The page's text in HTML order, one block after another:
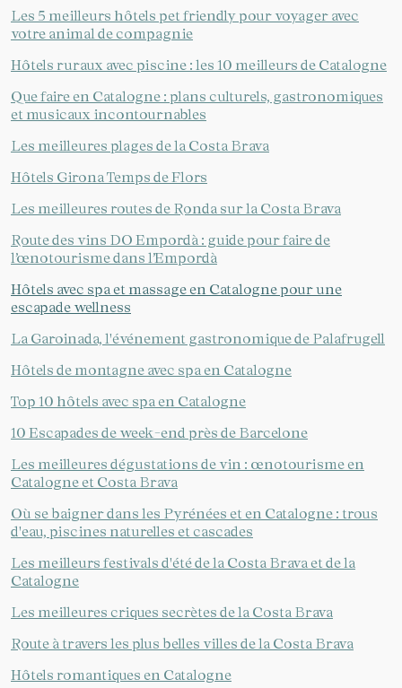
Les 5 meilleurs hôtels pet friendly pour voyager avec
votre animal de compagnie
Hôtels ruraux avec piscine : les 10 meilleurs de Catalogne
Que faire en Catalogne : plans culturels, gastronomiques
et musicaux incontournables
Les meilleures plages de la Costa Brava
Hôtels Girona Temps de Flors
Les meilleures routes de Ronda sur la Costa Brava
Route des vins DO Empordà : guide pour faire de
l’œnotourisme dans l’Empordà
Hôtels avec spa et massage en Catalogne pour une
escapade wellness
La Garoinada, l'événement gastronomique de Palafrugell
Hôtels de montagne avec spa en Catalogne
Top 10 hôtels avec spa en Catalogne
10 Escapades de week-end près de Barcelone
Les meilleures dégustations de vin : œnotourisme en
Catalogne et Costa Brava
Où se baigner dans les Pyrénées et en Catalogne : trous
d'eau, piscines naturelles et cascades
Les meilleurs festivals d'été de la Costa Brava et de la
Catalogne
Les meilleures criques secrètes de la Costa Brava
Route à travers les plus belles villes de la Costa Brava
Hôtels romantiques en Catalogne
Enregistrer les paramètres Tout accepter